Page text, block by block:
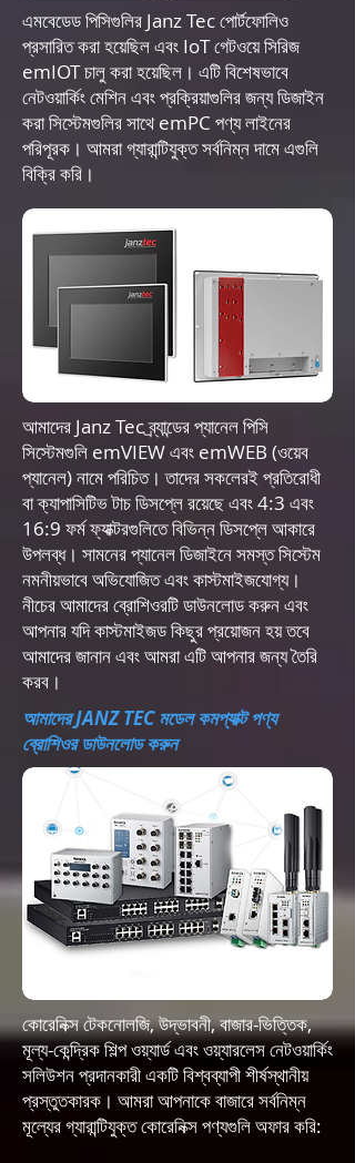
এমবেডেড পিসিগুলির Janz Tec পোর্টফোলিও
প্রসারিত করা হয়েছিল এবং IoT গেটওয়ে সিরিজ
emIOT চালু করা হয়েছিল। এটি বিশেষভাবে
নেটওয়ার্কিং মেশিন এবং প্রক্রিয়াগুলির জন্য ডিজাইন
করা সিস্টেমগুলির সাথে emPC পণ্য লাইনের
পরিপূরক। আমরা গ্যারান্টিযুক্ত সর্বনিম্ন দামে এগুলি
বিক্রি করি।
আমাদের Janz Tec ব্র্যান্ডের প্যানেল পিসি
সিস্টেমগুলি emVIEW এবং emWEB (ওয়েব
প্যানেল) নামে পরিচিত। তাদের সকলেরই প্রতিরোধী
বা ক্যাপাসিটিভ টাচ ডিসপ্লে রয়েছে এবং 4:3 এবং
16:9 ফর্ম ফ্যাক্টরগুলিতে বিভিন্ন ডিসপ্লে আকারে
উপলব্ধ। সামনের প্যানেল ডিজাইনে সমস্ত সিস্টেম
নমনীয়ভাবে অভিযোজিত এবং কাস্টমাইজযোগ্য।
নীচের আমাদের ব্রোশিওরটি ডাউনলোড করুন এবং
আপনার যদি কাস্টমাইজড কিছুর প্রয়োজন হয় তবে
আমাদের জানান এবং আমরা এটি আপনার জন্য তৈরি
করব।
আমাদের JANZ TEC মডেল কমপ্যাক্ট পণ্য
ব্রোশিওর ডাউনলোড করুন
কোরেনিক্স টেকনোলজি, উদ্ভাবনী, বাজার-ভিত্তিক,
মূল্য-কেন্দ্রিক শিল্প ওয়্যার্ড এবং ওয়্যারলেস নেটওয়ার্কিং
সলিউশন প্রদানকারী একটি বিশ্বব্যাপী শীর্ষস্থানীয়
প্রস্তুতকারক। আমরা আপনাকে বাজারে সর্বনিম্ন
মূল্যের গ্যারান্টিযুক্ত কোরেনিক্স পণ্যগুলি অফার করি: